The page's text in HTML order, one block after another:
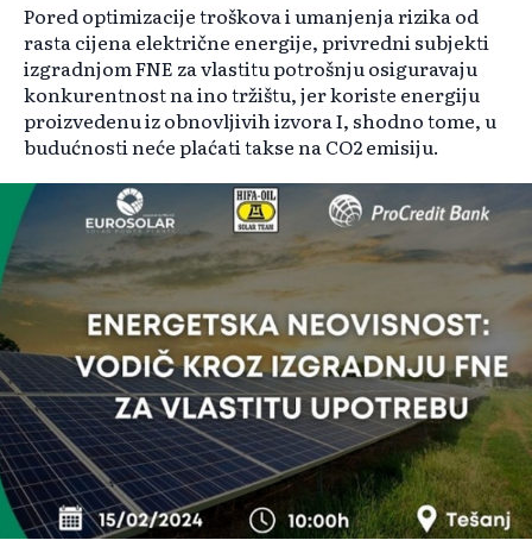
Pored optimizacije troškova i umanjenja rizika od
rasta cijena električne energije, privredni subjekti
izgradnjom FNE za vlastitu potrošnju osiguravaju
konkurentnost na ino tržištu, jer koriste energiju
proizvedenu iz obnovljivih izvora I, shodno tome, u
budućnosti neće plaćati takse na CO2 emisiju.